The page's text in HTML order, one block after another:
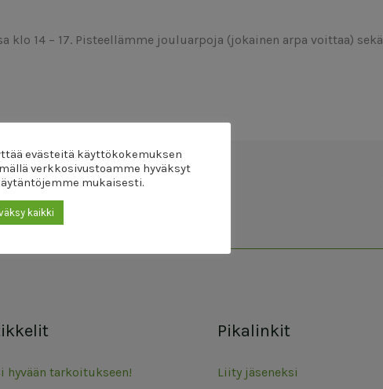
klo 14 – 17. Pisteellämme jouluarpoja (jokainen arpa voittaa) sekä
hyvään tarkoitukseen!
Pikalinkit
Liity jäseneksi
evästeitä käyttökokemuksen
verkkosivustoamme hyväksyt
mukaisesti.
kaikki